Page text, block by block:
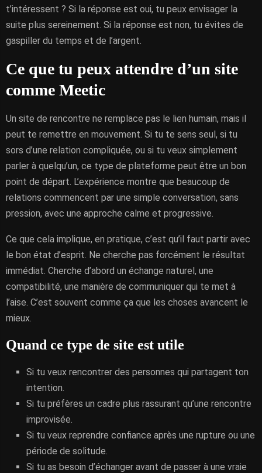
t’intéressent ? Si la réponse est oui, tu peux envisager la
suite plus sereinement. Si la réponse est non, tu évites de
gaspiller du temps et de l’argent.
Ce que tu peux attendre d’un site
comme Meetic
Un site de rencontre ne remplace pas le lien humain, mais il
peut te remettre en mouvement. Si tu te sens seul, si tu
sors d’une relation compliquée, ou si tu veux simplement
parler à quelqu’un, ce type de plateforme peut être un bon
point de départ. L’expérience montre que beaucoup de
relations commencent par une simple conversation, sans
pression, avec une approche calme et progressive.
Ce que cela implique, en pratique, c’est qu’il faut partir avec
le bon état d’esprit. Ne cherche pas forcément le résultat
immédiat. Cherche d’abord un échange naturel, une
compatibilité, une manière de communiquer qui te met à
l’aise. C’est souvent comme ça que les choses avancent le
mieux.
Quand ce type de site est utile
Si tu veux rencontrer des personnes qui partagent ton
intention.
Si tu préfères un cadre plus rassurant qu’une rencontre
improvisée.
Si tu veux reprendre confiance après une rupture ou une
période de solitude.
Si tu as besoin d’échanger avant de passer à une vraie